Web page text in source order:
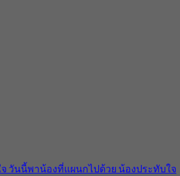
วันนี้พาน้องที่แผนกไปด้วย น้องประทับใจ